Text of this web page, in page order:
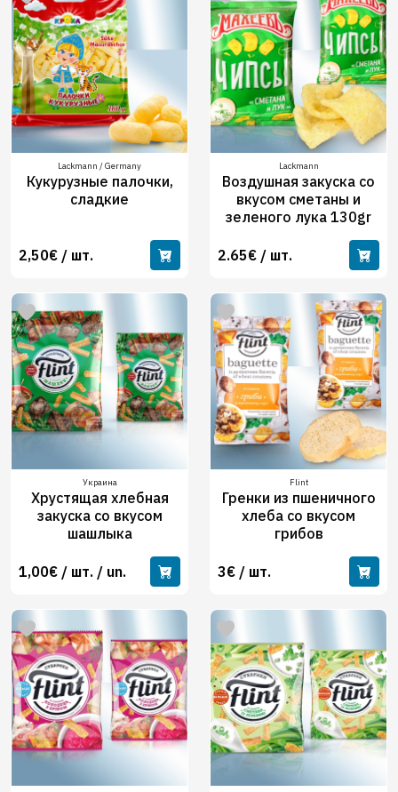
Lackmann / Germany
Кукурузные палочки,
сладкие
2,50€ / шт.
Lackmann
Воздушная закуска со
вкусом сметаны и
зеленого лука 130gr
2.65€ / шт.
Украина
Хрустящая хлебная
закуска со вкусом
шашлыка
1,00€ / шт. / un.
Flint
Гренки из пшеничного
хлеба со вкусом
грибов
3€ / шт.